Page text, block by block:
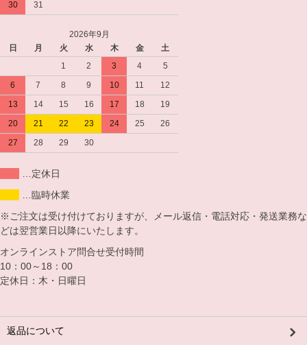
30
31
2026年9月
日
月 火 水 木 金
土
1
2 3 4
5
6
7 8 9 10 11
12
13
14 15 16 17 18
19
20
21 22 23 24 25
26
27
28 29 30
…定休日
…臨時休業
※ご注文は受け付けておりますが、メール返信・電話対応・発送業務な
どは翌営業日以降にいたします。
オンラインストア問合せ受付時間
10：00～18：00
定休日：木・日曜日
返品について